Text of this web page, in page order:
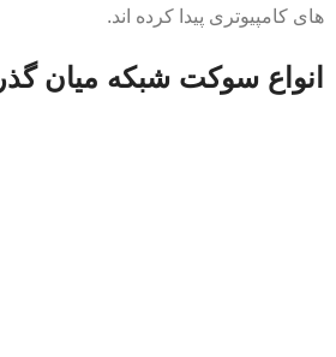
های کامپیوتری پیدا کرده اند.
انواع سوکت شبکه میان گذر